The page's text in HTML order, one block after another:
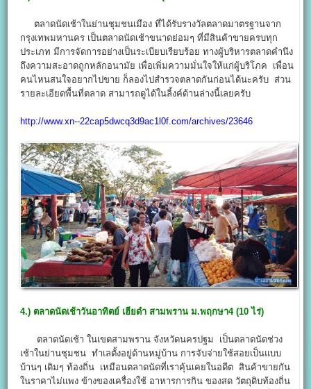
ตลาดนัดเช้าในย่านชุมชนเมือง ที่ได้รับรางวัลตลาดมาตรฐานจาก
กรุงเทพมหานคร เป็นตลาดนัดเช้าขนาดย่อมๆ ที่มีสินค้าขายครบทุก
ประเภท มีการจัดการอย่างเป็นระเบียบเรียบร้อย ทางผู้บริหารตลาดคำนึง
ถึงความสะอาดถูกหลักอนามัย เพื่อเพิ่มความมั่นใจให้แก่ผู้บริโภค เพื่อน
คนไหนสนใจอยากไปขาย ก็ลองไปสำรวจตลาดกันก่อนได้นะครับ ส่วน
รายละเอียดพื้นที่ตลาด สามารถดูได้ในลิ้งค์ด้านล่างนี้เลยครับ
http://www.xn--22cap5dwcq3d9ac1l0f.com/archives/23646
4.) ตลาดนัดเช้าวันอาทิตย์ เฮียดำ สามพราน ม.พฤกษา4 (10 ไร่)
ตลาดนัดเช้า ในเขตสามพราน จังหวัดนครปฐม เป็นตลาดนัดช่วง
เช้าในย่านชุมชน ทำเลตั้งอยู่ด้านหมู่บ้าน การจับจ่ายใช้สอยเป็นแบบ
บ้านๆ เดิมๆ ท้องถิ่น เหมือนตลาดนัดที่เราคุ้นเคยในอดีต สินค้าขายกัน
ในราคาไม่แพง ข้างของเครื่องใช้ อาหารการกิน ของสด วัตถุดิบท้องถิ่น